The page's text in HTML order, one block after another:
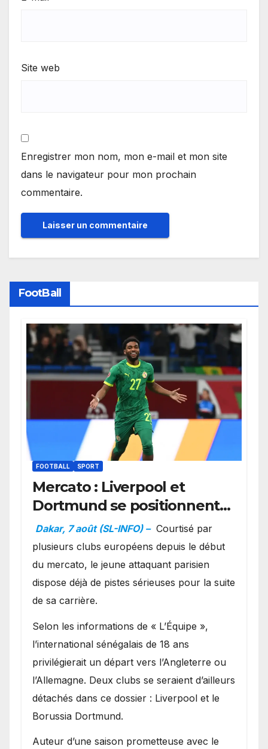
Site web
Enregistrer mon nom, mon e-mail et mon site
dans le navigateur pour mon prochain
commentaire.
FootBall
FOOTBALL SPORT
Mercato : Liverpool et
Dortmund se positionnent
en favoris pour recruter
Ibrahim Mbaye
Dakar, 7 août (SL-INFO) – Courtisé par
plusieurs clubs européens depuis le début
du mercato, le jeune attaquant parisien
dispose déjà de pistes sérieuses pour la suite
de sa carrière.
Selon les informations de « L’Équipe »,
l’international sénégalais de 18 ans
privilégierait un départ vers l’Angleterre ou
l’Allemagne. Deux clubs se seraient d’ailleurs
détachés dans ce dossier : Liverpool et le
Borussia Dortmund.
Auteur d’une saison prometteuse avec le